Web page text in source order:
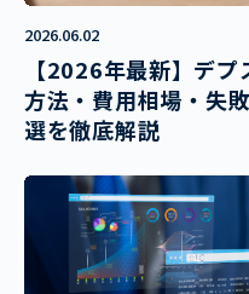
2026.06.02
【2026年最新】デ
方法・費用相場・失
選を徹底解説